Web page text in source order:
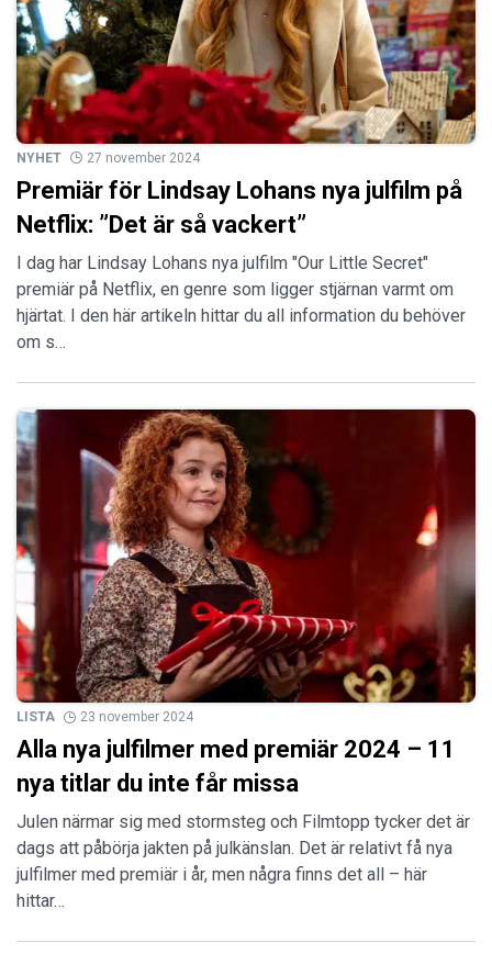
NYHET 27 november 2024
Premiär för Lindsay Lohans nya julfilm på
Netflix: ”Det är så vackert”
I dag har Lindsay Lohans nya julfilm "Our Little Secret"
premiär på Netflix, en genre som ligger stjärnan varmt om
hjärtat. I den här artikeln hittar du all information du behöver
om s…
LISTA 23 november 2024
Alla nya julfilmer med premiär 2024 – 11
nya titlar du inte får missa
Julen närmar sig med stormsteg och Filmtopp tycker det är
dags att påbörja jakten på julkänslan. Det är relativt få nya
julfilmer med premiär i år, men några finns det all – här
hittar…